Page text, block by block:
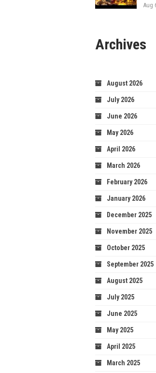
Aug
Archives
August 2026
July 2026
June 2026
May 2026
April 2026
March 2026
February 2026
January 2026
December 2025
November 2025
October 2025
September 2025
August 2025
July 2025
June 2025
May 2025
April 2025
March 2025